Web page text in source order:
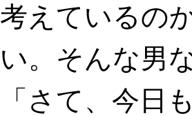
考えているの
い。そんな男
「さて、今日